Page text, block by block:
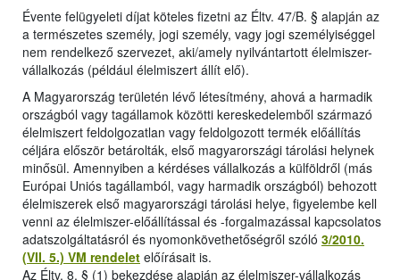
Évente felügyeleti díjat köteles fizetni az Éltv. 47/B. § alapján az
a természetes személy, jogi személy, vagy jogi személyiséggel
nem rendelkező szervezet, aki/amely nyilvántartott élelmiszer-
vállalkozás (például élelmiszert állít elő).
A Magyarország területén lévő létesítmény, ahová a harmadik
országból vagy tagállamok közötti kereskedelemből származó
élelmiszert feldolgozatlan vagy feldolgozott termék előállítás
céljára először betárolták, első magyarországi tárolási helynek
minősül. Amennyiben a kérdéses vállalkozás a külföldről (más
Európai Uniós tagállamból, vagy harmadik országból) behozott
élelmiszerek első magyarországi tárolási helye, figyelembe kell
venni az élelmiszer-előállítással és -forgalmazással kapcsolatos
adatszolgáltatásról és nyomonkövethetőségről szóló 3/2010.
(VII. 5.) VM rendelet előírásait is.
Az Éltv. 8. § (1) bekezdése alapján az élelmiszer-vállalkozás